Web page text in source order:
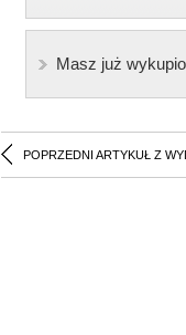
Masz już
POPRZEDNI ARTYKUŁ Z